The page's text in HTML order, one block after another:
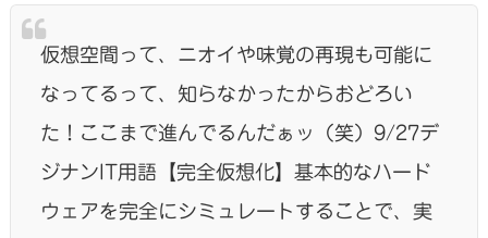
仮想空間って、ニオイや味覚の再現も可能に
なってるって、知らなかったからおどろい
た！ここまで進んでるんだぁッ（笑）9/27デ
ジナンIT用語【完全仮想化】基本的なハード
ウェアを完全にシミュレートすることで、実